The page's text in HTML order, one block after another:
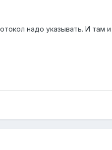
надо указывать. И там